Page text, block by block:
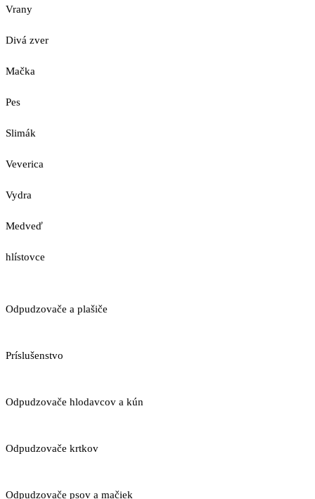
Vrany
Divá zver
Mačka
Pes
Slimák
Veverica
Vydra
Medveď
hlístovce
Odpudzovače a plašiče
Príslušenstvo
Odpudzovače hlodavcov a kún
Odpudzovače krtkov
Odpudzovače psov a mačiek